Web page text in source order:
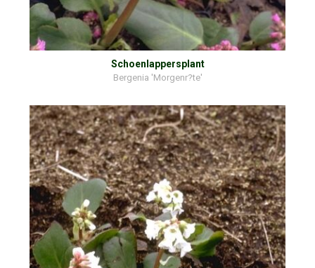
Schoenlappersplant
Bergenia 'Morgenr?te'